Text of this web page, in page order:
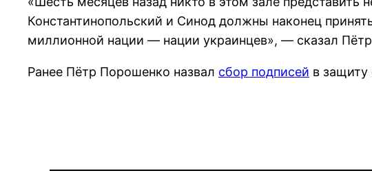
Константинопольский и Синод должны наконец
миллионной нации — нации украинцев», — сказал
Ранее Пётр Порошенко назвал сбор подписей в